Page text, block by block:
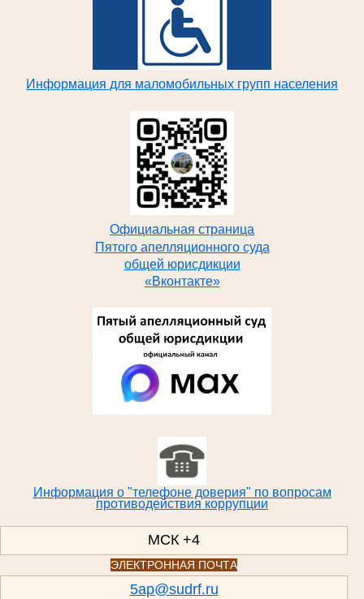
Информация для маломобильных групп населения
Официальная страница
Пятого апелляционного суда
общей юрисдикции
«Вконтакте»
Информация о "телефоне доверия" по вопросам
противодействия коррупции
МСК +4
ЭЛЕКТРОННАЯ ПОЧТА
5ap@sudrf.ru